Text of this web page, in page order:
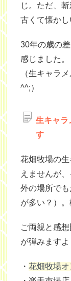
じ。ただ、
古くて懐かし
30年の歳の
感じました。
（生キャラ
^^;）
生キャラ
す
花畑牧場の
えませんが
外の場所で
が多い？）。
ご両親と感
が弾みますよ
・ 花畑牧場